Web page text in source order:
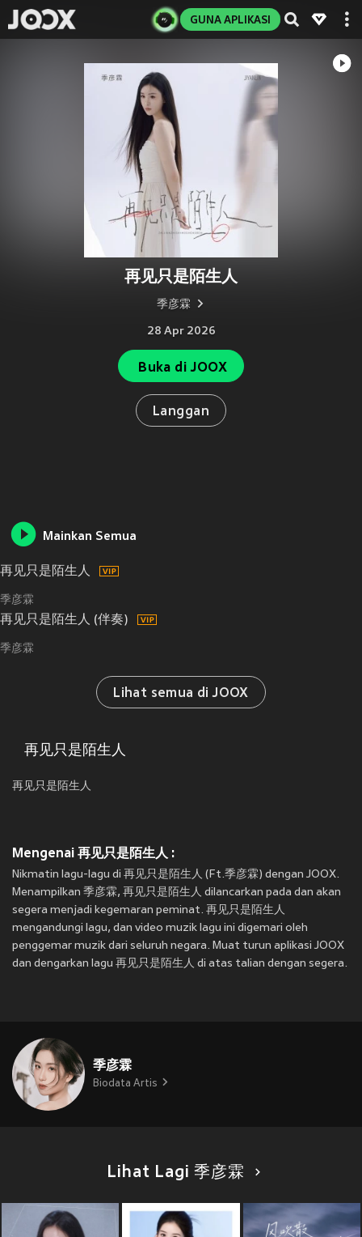
GUNA APLIKASI
再见只是陌生人
季彦霖
28 Apr 2026
Buka di JOOX
Langgan
Mainkan Semua
再见只是陌生人
季彦霖
再见只是陌生人 (伴奏)
季彦霖
Lihat semua di JOOX
再见只是陌生人
再见只是陌生人
Mengenai 再见只是陌生人 :
Nikmatin lagu-lagu di 再见只是陌生人 (Ft.季彦霖) dengan JOOX.
Menampilkan 季彦霖, 再见只是陌生人 dilancarkan pada dan akan
segera menjadi kegemaran peminat. 再见只是陌生人
mengandungi lagu, dan video muzik lagu ini digemari oleh
penggemar muzik dari seluruh negara. Muat turun aplikasi JOOX
dan dengarkan lagu 再见只是陌生人 di atas talian dengan segera.
季彦霖
Biodata Artis
Lihat Lagi 季彦霖